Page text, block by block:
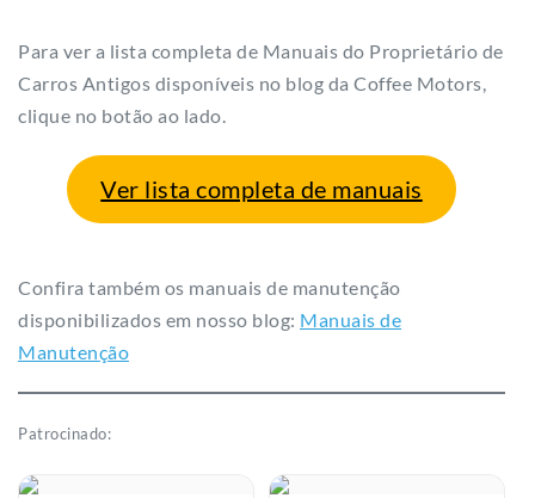
Para ver a lista completa de Manuais do Proprietário de
Carros Antigos disponíveis no blog da Coffee Motors,
clique no botão ao lado.
Ver lista completa de manuais
Confira também os manuais de manutenção
disponibilizados em nosso blog: Manuais de
Manutenção
Patrocinado: